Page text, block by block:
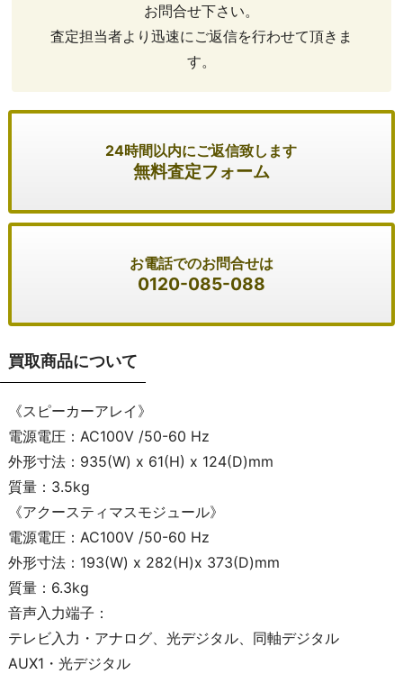
お問合せ下さい。
査定担当者より迅速にご返信を行わせて頂きま
す。
24時間以内にご返信致します
無料査定フォーム
お電話でのお問合せは
0120-085-088
買取商品について
《スピーカーアレイ》
電源電圧：AC100V /50-60 Hz
外形寸法：935(W) x 61(H) x 124(D)mm
質量：3.5kg
《アクースティマスモジュール》
電源電圧：AC100V /50-60 Hz
外形寸法：193(W) x 282(H)x 373(D)mm
質量：6.3kg
音声入力端子：
テレビ入力・アナログ、光デジタル、同軸デジタル
AUX1・光デジタル